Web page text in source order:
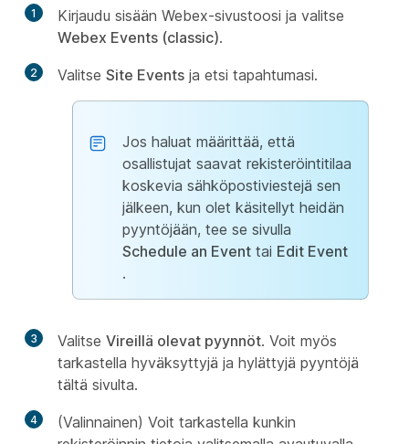
1
Kirjaudu sisään Webex-sivustoosi ja valitse
Webex Events (classic).
2 Valitse Site Events ja etsi tapahtumasi.
Jos haluat määrittää, että
osallistujat saavat rekisteröintitilaa
koskevia sähköpostiviestejä sen
jälkeen, kun olet käsitellyt heidän
pyyntöjään, tee se sivulla
Schedule an Event tai Edit Event
.
3 Valitse Vireillä olevat pyynnöt. Voit myös
tarkastella hyväksyttyjä ja hylättyjä pyyntöjä
tältä sivulta.
4
(Valinnainen) Voit tarkastella kunkin